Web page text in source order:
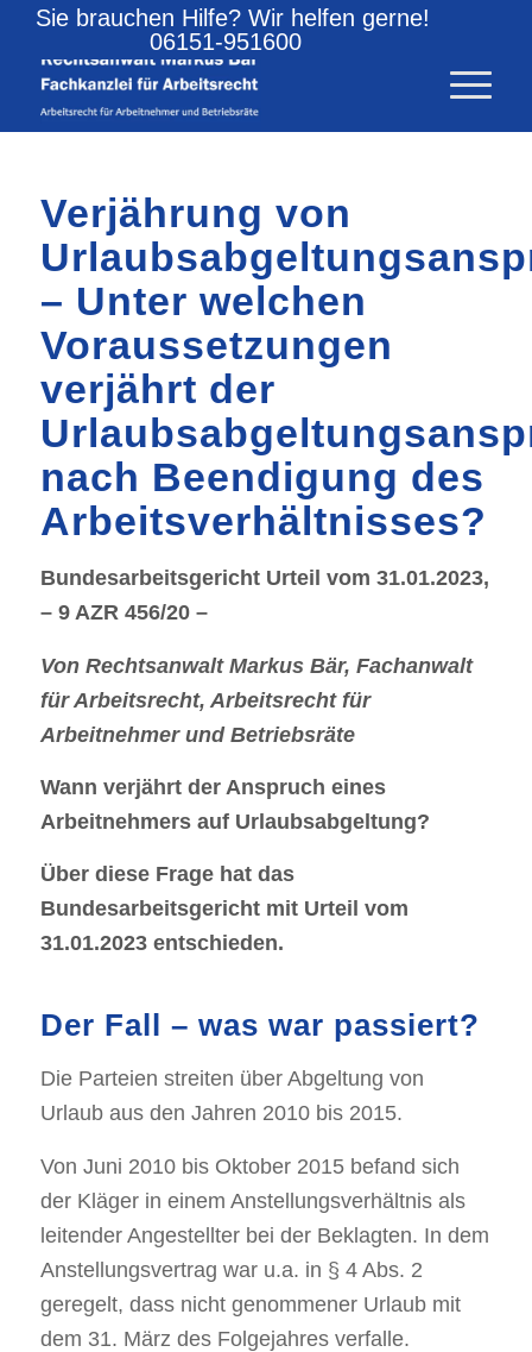
Sie brauchen Hilfe? Wir helfen gerne!
06151-951600
Verjährung von
– Unter welchen
Voraussetzungen
verjährt der
nach Beendigung des
Arbeitsverhältnisses?
Bundesarbeitsgericht Urteil vom 31.01.2023,
– 9 AZR 456/20 –
Von Rechtsanwalt Markus Bär, Fachanwalt
für Arbeitsrecht, Arbeitsrecht für
Arbeitnehmer und Betriebsräte
Wann verjährt der Anspruch eines
Arbeitnehmers auf Urlaubsabgeltung?
Über diese Frage hat das
Bundesarbeitsgericht mit Urteil vom
31.01.2023 entschieden.
Der Fall – was war passiert?
Die Parteien streiten über Abgeltung von
Urlaub aus den Jahren 2010 bis 2015.
Von Juni 2010 bis Oktober 2015 befand sich
der Kläger in einem Anstellungsverhältnis als
leitender Angestellter bei der Beklagten. In dem
Anstellungsvertrag war u.a. in § 4 Abs. 2
geregelt, dass nicht genommener Urlaub mit
dem 31. März des Folgejahres verfalle.